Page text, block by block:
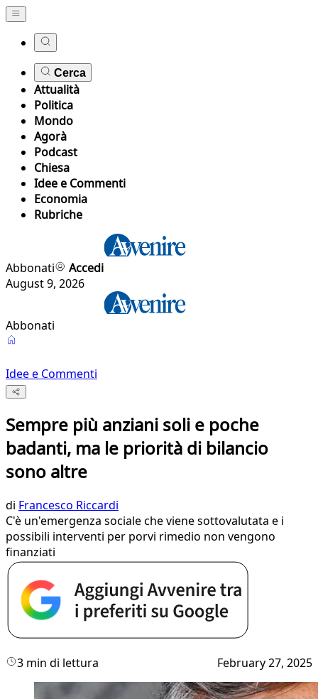
Cerca
Attualità
Politica
Mondo
Agorà
Podcast
Chiesa
Idee e Commenti
Economia
Rubriche
Abbonati
Accedi
August 9, 2026
Abbonati
Idee e Commenti
Sempre più anziani soli e poche
badanti, ma le priorità di bilancio
sono altre
di Francesco Riccardi
C'è un'emergenza sociale che viene sottovalutata e i
possibili interventi per porvi rimedio non vengono
finanziati
3 min di lettura February 27, 2025